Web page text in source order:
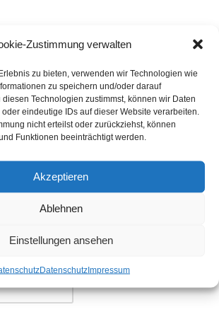
Zustimmung verwalten
zu bieten, verwenden wir Technologien wie
zu speichern und/oder darauf
Technologien zustimmst, können wir Daten
eindeutige IDs auf dieser Website verarbeiten.
nicht erteilst oder zurückziehst, können
Funktionen beeinträchtigt werden.
Akzeptieren
Ablehnen
Einstellungen ansehen
DatenschutzImpressum
/